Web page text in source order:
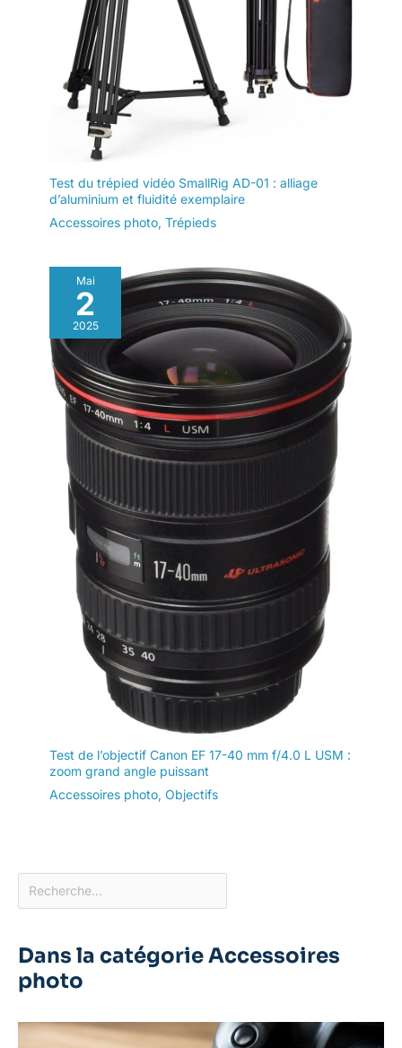
Test du trépied vidéo SmallRig AD-01 : alliage
d’aluminium et fluidité exemplaire
Accessoires photo, Trépieds
Mai
2
2025
Test de l’objectif Canon EF 17-40 mm f/4.0 L USM :
zoom grand angle puissant
Accessoires photo, Objectifs
Dans la catégorie Accessoires
photo